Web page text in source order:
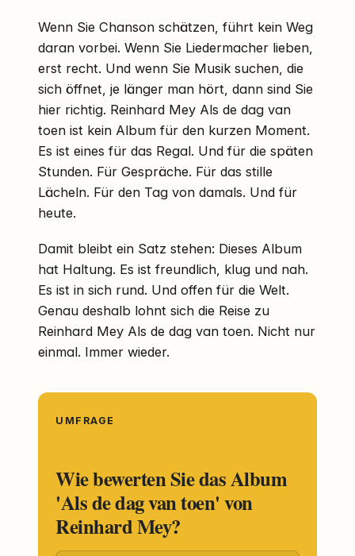
Wenn Sie Chanson schätzen, führt kein Weg
daran vorbei. Wenn Sie Liedermacher lieben,
erst recht. Und wenn Sie Musik suchen, die
sich öffnet, je länger man hört, dann sind Sie
hier richtig. Reinhard Mey Als de dag van
toen ist kein Album für den kurzen Moment.
Es ist eines für das Regal. Und für die späten
Stunden. Für Gespräche. Für das stille
Lächeln. Für den Tag von damals. Und für
heute.
Damit bleibt ein Satz stehen: Dieses Album
hat Haltung. Es ist freundlich, klug und nah.
Es ist in sich rund. Und offen für die Welt.
Genau deshalb lohnt sich die Reise zu
Reinhard Mey Als de dag van toen. Nicht nur
einmal. Immer wieder.
UMFRAGE
Wie bewerten Sie das Album
'Als de dag van toen' von
Reinhard Mey?